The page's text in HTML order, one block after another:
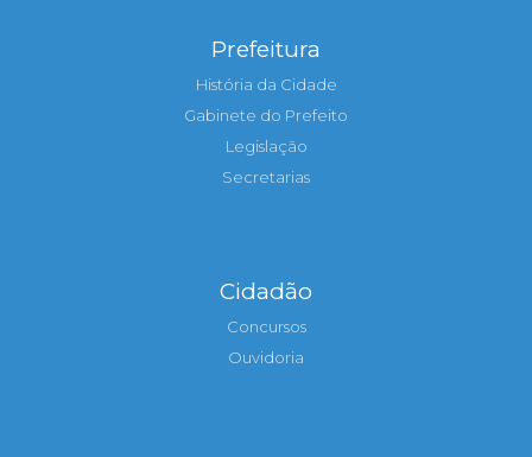
Prefeitura
História da Cidade
Gabinete do Prefeito
Legislação
Secretarias
Cidadão
Concursos
Ouvidoria